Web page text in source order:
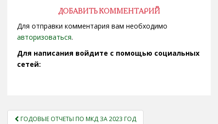
ДОБАВИТЬ КОММЕНТАРИЙ
Для отправки комментария вам необходимо
авторизоваться.
Для написания войдите с помощью социальных
сетей:
НАВИГАЦИЯ
ГОДОВЫЕ ОТЧЕТЫ ПО МКД ЗА 2023 ГОД